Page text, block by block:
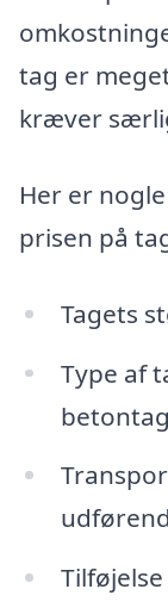
tag er
kræver
Her er
prisen på
Tagets
Type af